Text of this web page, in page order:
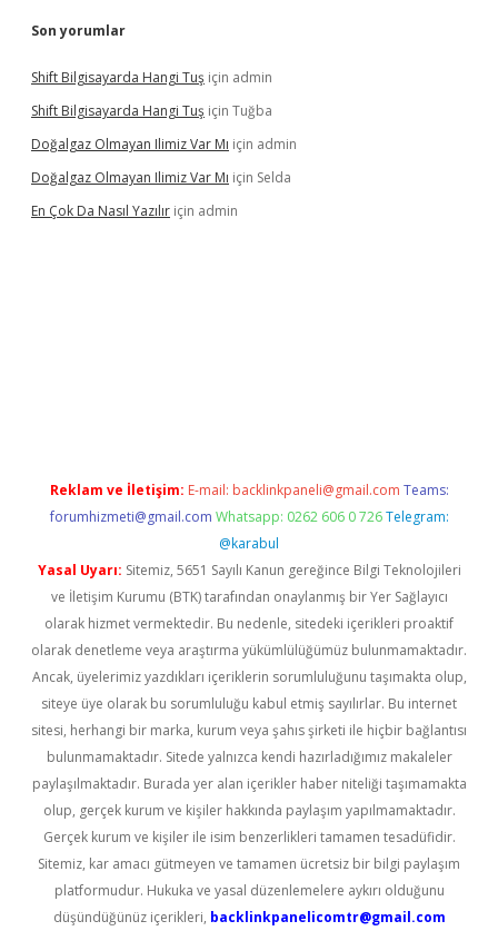
Son yorumlar
Shift Bilgisayarda Hangi Tuş için admin
Shift Bilgisayarda Hangi Tuş için Tuğba
Doğalgaz Olmayan Ilimiz Var Mı için admin
Doğalgaz Olmayan Ilimiz Var Mı için Selda
En Çok Da Nasıl Yazılır için admin
Reklam ve İletişim: E-mail: backlinkpaneli@gmail.com Teams:
forumhizmeti@gmail.com Whatsapp: 0262 606 0 726 Telegram:
@karabul
Yasal Uyarı: Sitemiz, 5651 Sayılı Kanun gereğince Bilgi Teknolojileri
ve İletişim Kurumu (BTK) tarafından onaylanmış bir Yer Sağlayıcı
olarak hizmet vermektedir. Bu nedenle, sitedeki içerikleri proaktif
olarak denetleme veya araştırma yükümlülüğümüz bulunmamaktadır.
Ancak, üyelerimiz yazdıkları içeriklerin sorumluluğunu taşımakta olup,
siteye üye olarak bu sorumluluğu kabul etmiş sayılırlar. Bu internet
sitesi, herhangi bir marka, kurum veya şahıs şirketi ile hiçbir bağlantısı
bulunmamaktadır. Sitede yalnızca kendi hazırladığımız makaleler
paylaşılmaktadır. Burada yer alan içerikler haber niteliği taşımamakta
olup, gerçek kurum ve kişiler hakkında paylaşım yapılmamaktadır.
Gerçek kurum ve kişiler ile isim benzerlikleri tamamen tesadüfidir.
Sitemiz, kar amacı gütmeyen ve tamamen ücretsiz bir bilgi paylaşım
platformudur. Hukuka ve yasal düzenlemelere aykırı olduğunu
düşündüğünüz içerikleri, backlinkpanelicomtr@gmail.com